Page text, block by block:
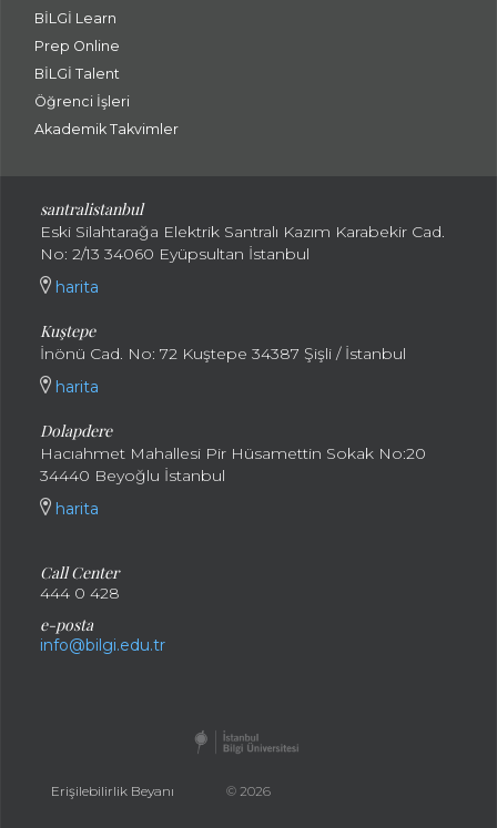
BİLGİ Learn
Prep Online
BİLGİ Talent
Öğrenci İşleri
Akademik Takvimler
santralistanbul
Eski Silahtarağa Elektrik Santralı Kazım Karabekir Cad.
No: 2/13 34060 Eyüpsultan İstanbul
harita
Kuştepe
İnönü Cad. No: 72 Kuştepe 34387 Şişli / İstanbul
harita
Dolapdere
Hacıahmet Mahallesi Pir Hüsamettin Sokak No:20
34440 Beyoğlu İstanbul
harita
Call Center
444 0 428
e-posta
info@bilgi.edu.tr
Erişilebilirlik Beyanı © 2026